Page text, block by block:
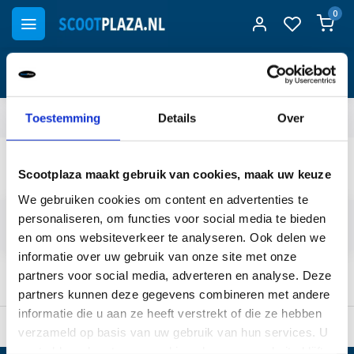
Toestemming Details Over
Scootplaza maakt gebruik van cookies, maak uw keuze
We gebruiken cookies om content en advertenties te
personaliseren, om functies voor social media te bieden
en om ons websiteverkeer te analyseren. Ook delen we
informatie over uw gebruik van onze site met onze
partners voor social media, adverteren en analyse. Deze
partners kunnen deze gegevens combineren met andere
informatie die u aan ze heeft verstrekt of die ze hebben
verzameld op basis van uw gebruik van hun services. U
0
Gratisbezorging vanaf €50 tevreden klanten
eFOLDi
Filters
Gratis bezorging vanaf €50 300.000+tevreden klanten